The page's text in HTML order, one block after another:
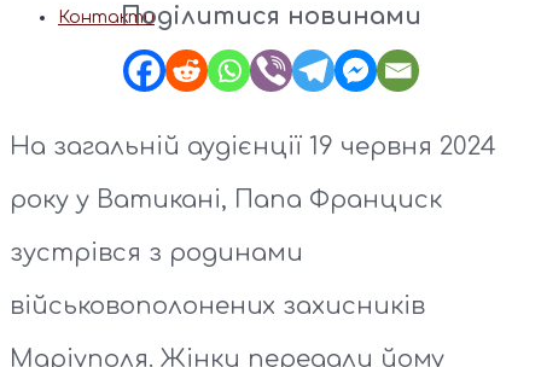
КонтактиПоділитися новинами
На загальній аудієнції 19 червня 2024
року у Ватикані, Папа Франциск
зустрівся з родинами
військовополонених захисників
Маріуполя. Жінки передали йому